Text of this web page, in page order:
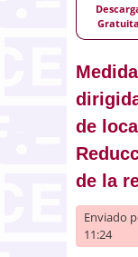
de
de la
Enviado
11:24